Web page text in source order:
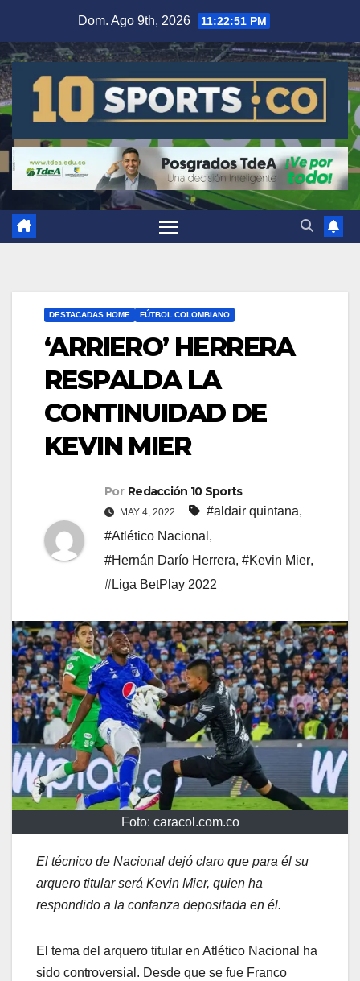
Dom. Ago 9th, 2026 11:22:52 PM
DESTACADAS HOME FÚTBOL COLOMBIANO
‘ARRIERO’ HERRERA
RESPALDA LA
CONTINUIDAD DE
KEVIN MIER
Por Redacción 10 Sports
MAY 4, 2022 #aldair quintana,
#Atlético Nacional ,
#Hernán Darío Herrera, #Kevin Mier,
#Liga BetPlay 2022
Foto: caracol.com.co
El técnico de Nacional dejó claro que para él su
arquero titular será Kevin Mier, quien ha
respondido a la confanza depositada en él.
El tema del arquero titular en Atlético Nacional ha
sido controversial. Desde que se fue Franco